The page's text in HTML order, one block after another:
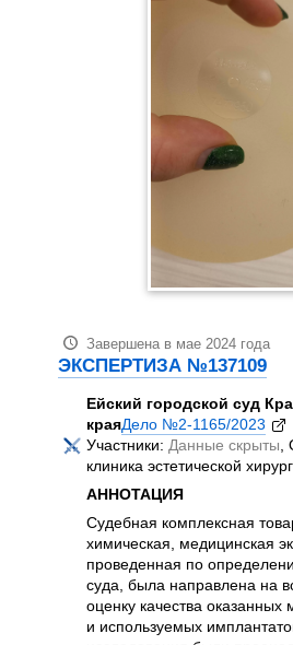
Завершена в мае 2024 года
ЭКСПЕРТИЗА №137109
Ейский городской суд
краяДело №2-1165/2023
Участники: Данные скрыты,
клиника эстетической
АННОТАЦИЯ
Судебная комплексная
химическая, медицинская
проведенная по
суда, была направлена на
оценку качества оказанных
и используемых